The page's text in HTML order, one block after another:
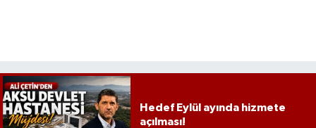
Hedef Eylül ayında hizmete
açılması!